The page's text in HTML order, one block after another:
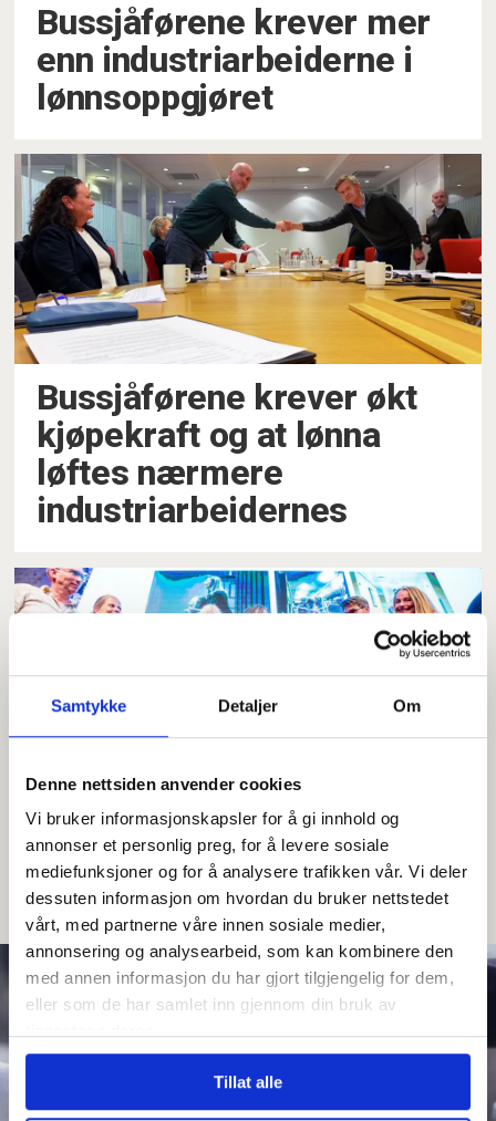
Samtykke Detaljer Om
Denne nettsiden anvender cookies
Vi bruker informasjonskapsler for å gi innhold og
annonser et personlig preg, for å levere sosiale
mediefunksjoner og for å analysere trafikken vår. Vi deler
dessuten informasjon om hvordan du bruker nettstedet
vårt, med partnerne våre innen sosiale medier,
annonsering og analysearbeid, som kan kombinere den
med annen informasjon du har gjort tilgjengelig for dem,
eller som de har samlet inn gjennom din bruk av
Tillat alle
Bussjåførene krever mer
enn industriarbeiderne i
lønnsoppgjøret
Bussjåførene krever økt
kjøpekraft og at lønna
løftes nærmere
industriarbeidernes
Fagbladet vant
Fagpresseprisen: Her kan
du se hvorfor